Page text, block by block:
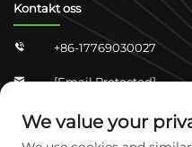
Kontakt oss
 +86-17769030027
 [email Protected]
Zhongshan Shangjun
Shijiazhuang, Hebei,
We value your